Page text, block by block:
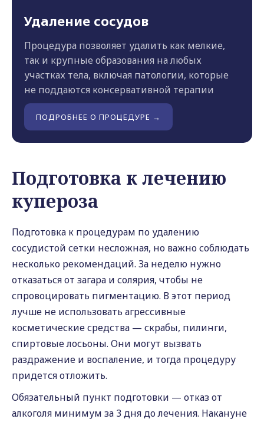
Удаление сосудов
Процедура позволяет удалить как мелкие,
так и крупные образования на любых
участках тела, включая патологии, которые
не поддаются консервативной терапии
ПОДРОБНЕЕ О ПРОЦЕДУРЕ →
Подготовка к лечению
купероза
Подготовка к процедурам по удалению
сосудистой сетки несложная, но важно соблюдать
несколько рекомендаций. За неделю нужно
отказаться от загара и солярия, чтобы не
спровоцировать пигментацию. В этот период
лучше не использовать агрессивные
косметические средства — скрабы, пилинги,
спиртовые лосьоны. Они могут вызвать
раздражение и воспаление, и тогда процедуру
придется отложить.
Обязательный пункт подготовки — отказ от
алкоголя минимум за 3 дня до лечения. Накануне